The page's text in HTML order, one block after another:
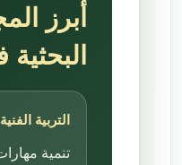
أبرز
التربية الفنية
تنمية